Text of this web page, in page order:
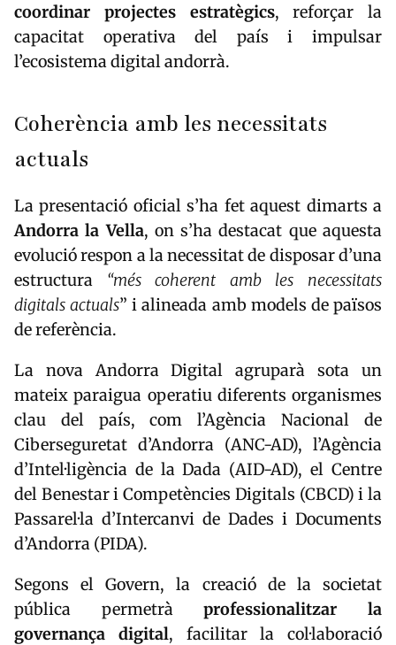
coordinar projectes estratègics, reforçar la
capacitat operativa del país i impulsar
l’ecosistema digital andorrà.
Coherència amb les necessitats
actuals
La presentació oficial s’ha fet aquest dimarts a
Andorra la Vella, on s’ha destacat que aquesta
evolució respon a la necessitat de disposar d’una
estructura “més coherent amb les necessitats
digitals actuals” i alineada amb models de països
de referència.
La nova Andorra Digital agruparà sota un
mateix paraigua operatiu diferents organismes
clau del país, com l’Agència Nacional de
Ciberseguretat d’Andorra (ANC-AD), l’Agència
d’Intel·ligència de la Dada (AID-AD), el Centre
del Benestar i Competències Digitals (CBCD) i la
Passarel·la d’Intercanvi de Dades i Documents
d’Andorra (PIDA).
Segons el Govern, la creació de la societat
pública permetràprofessionalitzar la
governança digital, facilitar la col·laboració